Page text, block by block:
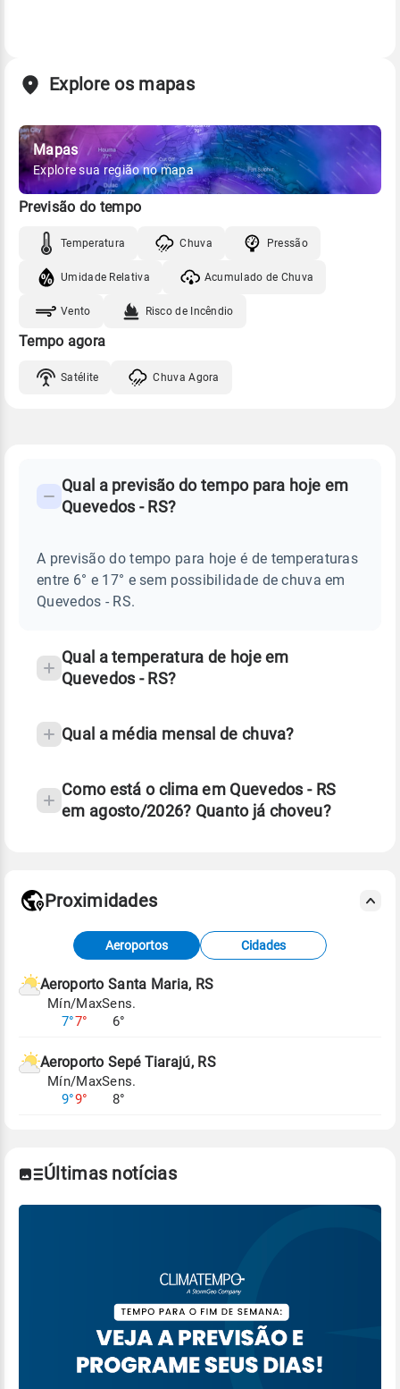
Explore os mapas
Mapas
Explore sua região no mapa
Previsão do tempo
Temperatura Chuva Pressão
Umidade Relativa Acumulado de Chuva
Vento Risco de Incêndio
Tempo agora
Satélite Chuva Agora
PREVISÃO
TEMPO
QUEVEDOS
Perguntas
sobre
chuva
Qual a previsão do tempo para hoje em
Quevedos - RS?
A previsão do tempo para hoje é de temperaturas
entre 6° e 17° e sem possibilidade de chuva em
Quevedos - RS.
Qual a temperatura de hoje em
Quevedos - RS?
Qual a média mensal de chuva?
Como está o clima em Quevedos - RS
em agosto/2026? Quanto já choveu?
Fonte: dados combinados de estações
meteorológicas e satélite do Centro de Previsão
de Tempo e Estudos Climáticos (CPTEC).
Para obter mais informações sobre os dados
Proximidades
Aeroportos Cidades
Aeroporto Santa Maria, RS
Mín/Max
7°7°
Sens.
6°
Aeroporto Sepé Tiarajú, RS
Mín/Max
9°9°
Sens.
8°
Últimas notícias